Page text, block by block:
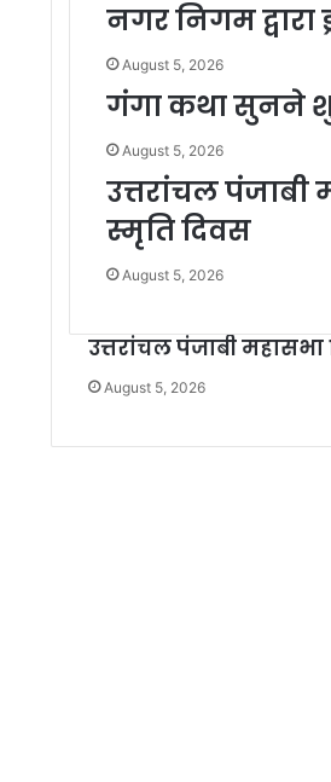
नगर निगम द्वारा
August 5, 2026
गंगा कथा सुनने
August 5, 2026
उत्तरांचल पंजाबी
स्मृति दिवस
August 5, 2026
उत्तरांचल पंजाबी
August 5, 2026